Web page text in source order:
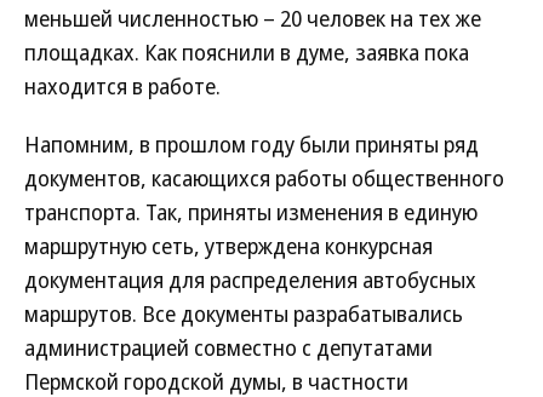
меньшей численностью – 20 человек на тех же
площадках. Как пояснили в думе, заявка пока
находится в работе.
Напомним, в прошлом году были приняты ряд
документов, касающихся работы общественного
транспорта. Так, приняты изменения в единую
маршрутную сеть, утверждена конкурсная
документация для распределения автобусных
маршрутов. Все документы разрабатывались
администрацией совместно с депутатами
Пермской городской думы, в частности